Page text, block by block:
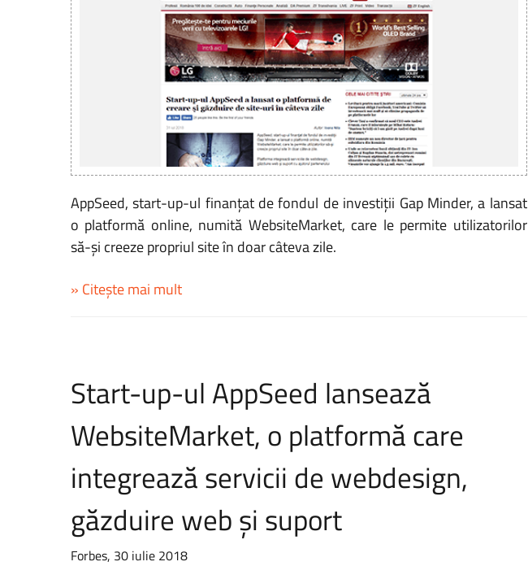
AppSeed, start-up-ul finanţat de fondul de investiţii Gap Minder, a lansat
o platformă online, numită WebsiteMarket, care le permite utilizatorilor
să-şi creeze propriul site în doar câteva zile.
» Citește mai mult
Start-up-ul AppSeed lansează
WebsiteMarket, o platformă care
integrează servicii de webdesign,
găzduire web și suport
Forbes, 30 iulie 2018